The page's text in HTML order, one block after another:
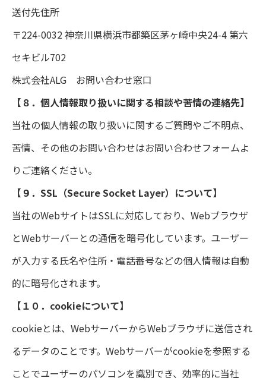
送付先住所
〒224-0032 神奈川県横浜市都築区茅ヶ崎中央24-4 第六
セキビル702
株式会社ALG お問い合わせ窓口
【８．個人情報取り扱いに関する相談や苦情の連絡先】
当社の個人情報の取り扱いに関するご質問やご不明点、
苦情、その他のお問い合わせはお問い合わせフォームよ
りご連絡ください。
【９．SSL（Secure Socket Layer）について】
当社のWebサイトはSSLに対応しており、Webブラウザ
とWebサーバーとの通信を暗号化しています。ユーザー
が入力する氏名や住所・電話番号などの個人情報は自動
的に暗号化されます。
【１０．cookieについて】
cookieとは、WebサーバーからWebブラウザに送信され
るデータのことです。Webサーバーがcookieを参照する
ことでユーザーのパソコンを識別でき、効率的に当社